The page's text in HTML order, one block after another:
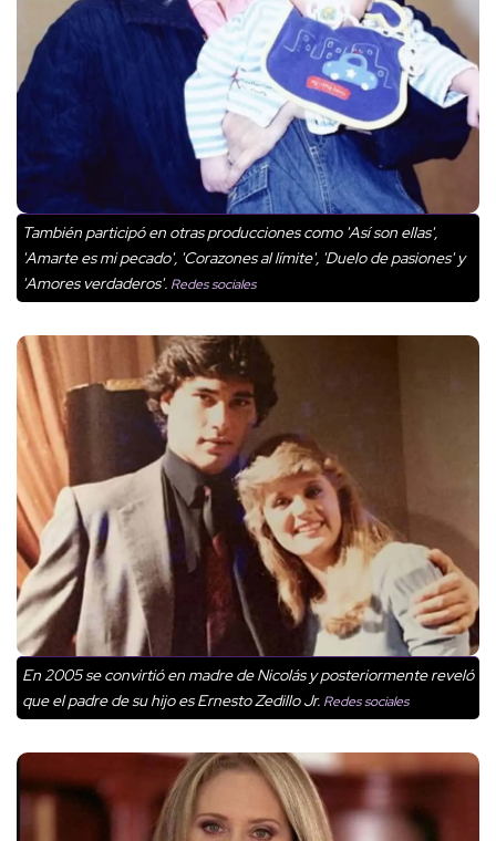
También participó en otras producciones como 'Así son ellas',
'Amarte es mi pecado', 'Corazones al límite', 'Duelo de pasiones' y
'Amores verdaderos'. Redes sociales
En 2005 se convirtió en madre de Nicolás y posteriormente reveló
que el padre de su hijo es Ernesto Zedillo Jr. Redes sociales